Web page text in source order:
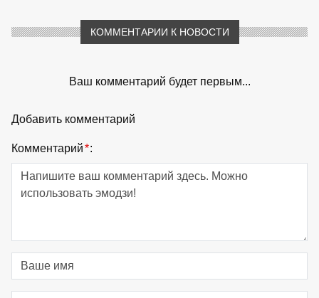
КОММЕНТАРИИ К НОВОСТИ
Ваш комментарий будет первым...
Добавить комментарий
Комментарий*: